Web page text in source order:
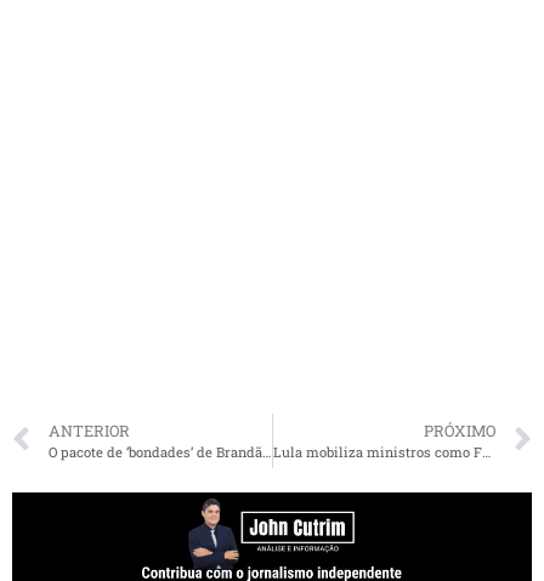
ANTERIOR
O pacote de ‘bondades’ de Brandão: o que vai aumentar no MA já no início de 2024
PRÓXIMO
Lula mobiliza ministros como Fufuca e outros por aprovação de Dino ao STF